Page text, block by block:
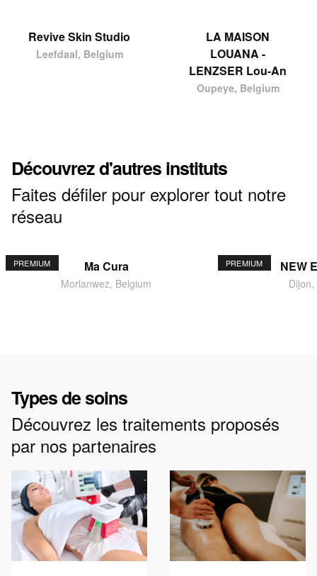
Revive Skin Studio
Leefdaal, Belgium
LA MAISON
LOUANA -
LENZSER Lou-An
Oupeye, Belgium
Découvrez d'autres instituts
Faites défiler pour explorer tout notre
réseau
PREMIUM Ma Cura
Morlanwez, Belgium
PREMIUM NEW
Types de soins
Découvrez les traitements proposés
par nos partenaires